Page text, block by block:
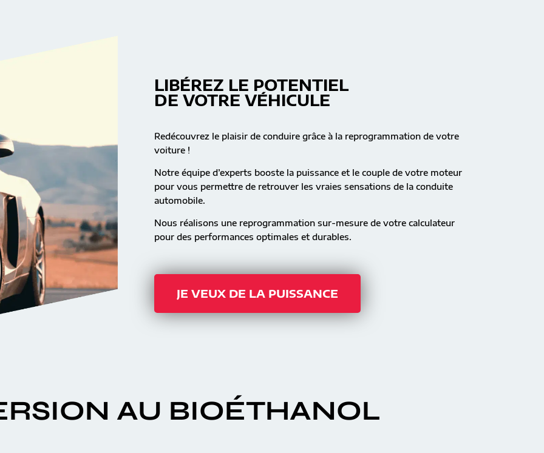
LIBÉREZ LE POTENTIEL
DE VOTRE VÉHICULE
Redécouvrez le plaisir de conduire grâce à la reprogrammation de votre
voiture !
Notre équipe d’experts booste la puissance et le couple de votre moteur
pour vous permettre de retrouver les vraies sensations de la conduite
automobile.
Nous réalisons une reprogrammation sur-mesure de votre calculateur
pour des performances optimales et durables.
JE VEUX DE LA PUISSANCE
AU BIOÉTHANOL